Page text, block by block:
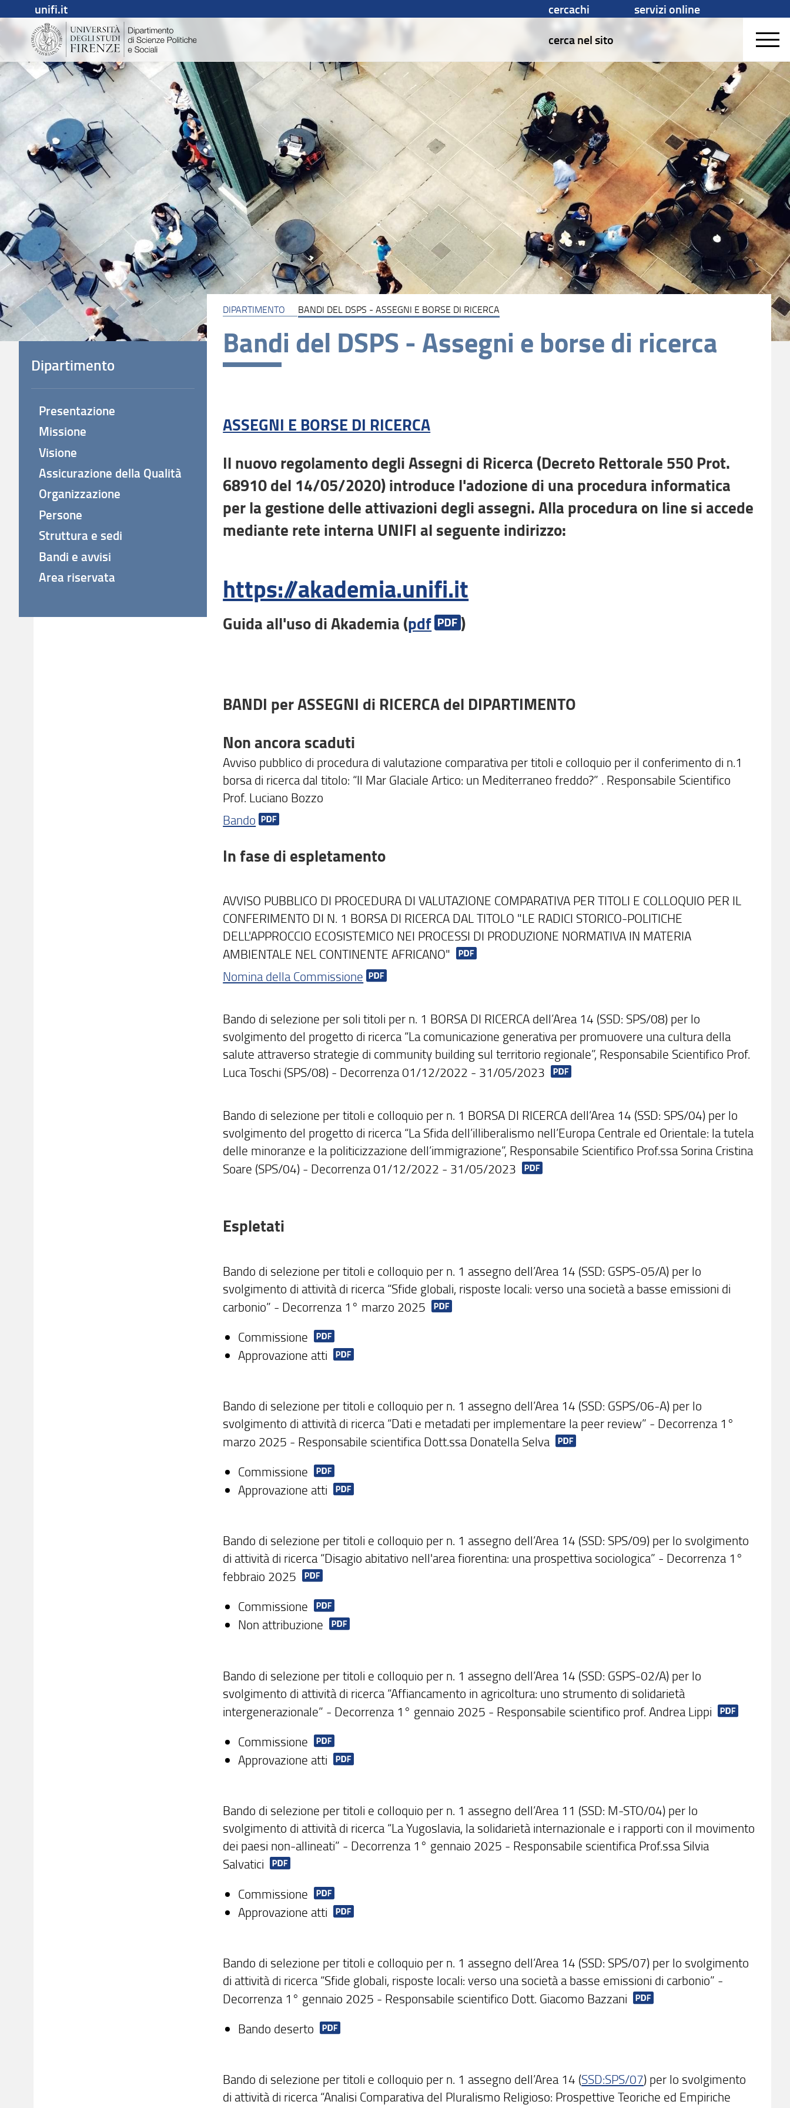
unifi.it cercachi
servizi online
cerca nel sito
DIPARTIMENTO BANDI DEL DSPS - ASSEGNI E BORSE DI RICERCA
Bandi del DSPS - Assegni e borse di ricerca
ASSEGNI E BORSE DI RICERCA
Il nuovo regolamento degli Assegni di Ricerca (Decreto Rettorale 550 Prot.
68910 del 14/05/2020) introduce l'adozione di una procedura informatica
per la gestione delle attivazioni degli assegni. Alla procedura on line si accede
mediante rete interna UNIFI al seguente indirizzo:
https://akademia.unifi.it
Guida all'uso di Akademia (pdf )
BANDI per ASSEGNI di RICERCA del DIPARTIMENTO
Non ancora scaduti
Avviso pubblico di procedura di valutazione comparativa per titoli e colloquio per il conferimento di n.1
borsa di ricerca dal titolo: “Il Mar Glaciale Artico: un Mediterraneo freddo?” . Responsabile Scientifico
Prof. Luciano Bozzo
Bando
In fase di espletamento
AVVISO PUBBLICO DI PROCEDURA DI VALUTAZIONE COMPARATIVA PER TITOLI E COLLOQUIO PER IL
CONFERIMENTO DI N. 1 BORSA DI RICERCA DAL TITOLO "LE RADICI STORICO-POLITICHE
DELL'APPROCCIO ECOSISTEMICO NEI PROCESSI DI PRODUZIONE NORMATIVA IN MATERIA
AMBIENTALE NEL CONTINENTE AFRICANO"
Nomina della Commissione
Bando di selezione per soli titoli per n. 1 BORSA DI RICERCA dell’Area 14 (SSD: SPS/08) per lo
svolgimento del progetto di ricerca “La comunicazione generativa per promuovere una cultura della
salute attraverso strategie di community building sul territorio regionale”, Responsabile Scientifico Prof.
Luca Toschi (SPS/08) - Decorrenza 01/12/2022 - 31/05/2023
Bando di selezione per titoli e colloquio per n. 1 BORSA DI RICERCA dell’Area 14 (SSD: SPS/04) per lo
svolgimento del progetto di ricerca “La Sfida dell’illiberalismo nell’Europa Centrale ed Orientale: la tutela
delle minoranze e la politicizzazione dell’immigrazione”, Responsabile Scientifico Prof.ssa Sorina Cristina
Soare (SPS/04) - Decorrenza 01/12/2022 - 31/05/2023
Espletati
Bando di selezione per titoli e colloquio per n. 1 assegno dell’Area 14 (SSD: GSPS-05/A) per lo
svolgimento di attività di ricerca “Sfide globali, risposte locali: verso una società a basse emissioni di
carbonio” - Decorrenza 1° marzo 2025
Commissione
Approvazione atti
Bando di selezione per titoli e colloquio per n. 1 assegno dell’Area 14 (SSD: GSPS/06-A) per lo
svolgimento di attività di ricerca “Dati e metadati per implementare la peer review” - Decorrenza 1°
marzo 2025 - Responsabile scientifica Dott.ssa Donatella Selva
Commissione
Approvazione atti
Bando di selezione per titoli e colloquio per n. 1 assegno dell’Area 14 (SSD: SPS/09) per lo svolgimento
di attività di ricerca “Disagio abitativo nell'area fiorentina: una prospettiva sociologica” - Decorrenza 1°
febbraio 2025
Commissione
Non attribuzione
Bando di selezione per titoli e colloquio per n. 1 assegno dell’Area 14 (SSD: GSPS-02/A) per lo
svolgimento di attività di ricerca “Affiancamento in agricoltura: uno strumento di solidarietà
intergenerazionale” - Decorrenza 1° gennaio 2025 - Responsabile scientifico prof. Andrea Lippi
Commissione
Approvazione atti
Bando di selezione per titoli e colloquio per n. 1 assegno dell’Area 11 (SSD: M-STO/04) per lo
svolgimento di attività di ricerca “La Yugoslavia, la solidarietà internazionale e i rapporti con il movimento
dei paesi non-allineati” - Decorrenza 1° gennaio 2025 - Responsabile scientifica Prof.ssa Silvia
Salvatici
Commissione
Approvazione atti
Bando di selezione per titoli e colloquio per n. 1 assegno dell’Area 14 (SSD: SPS/07) per lo svolgimento
di attività di ricerca “Sfide globali, risposte locali: verso una società a basse emissioni di carbonio” -
Decorrenza 1° gennaio 2025 - Responsabile scientifico Dott. Giacomo Bazzani
Bando deserto
Bando di selezione per titoli e colloquio per n. 1 assegno dell’Area 14 (SSD:SPS/07) per lo svolgimento
di attività di ricerca “Analisi Comparativa del Pluralismo Religioso: Prospettive Teoriche ed Empiriche
Dipartimento
Presentazione
Missione
Visione
Assicurazione della Qualità
Organizzazione
Persone
Struttura e sedi
Bandi e avvisi
Area riservata